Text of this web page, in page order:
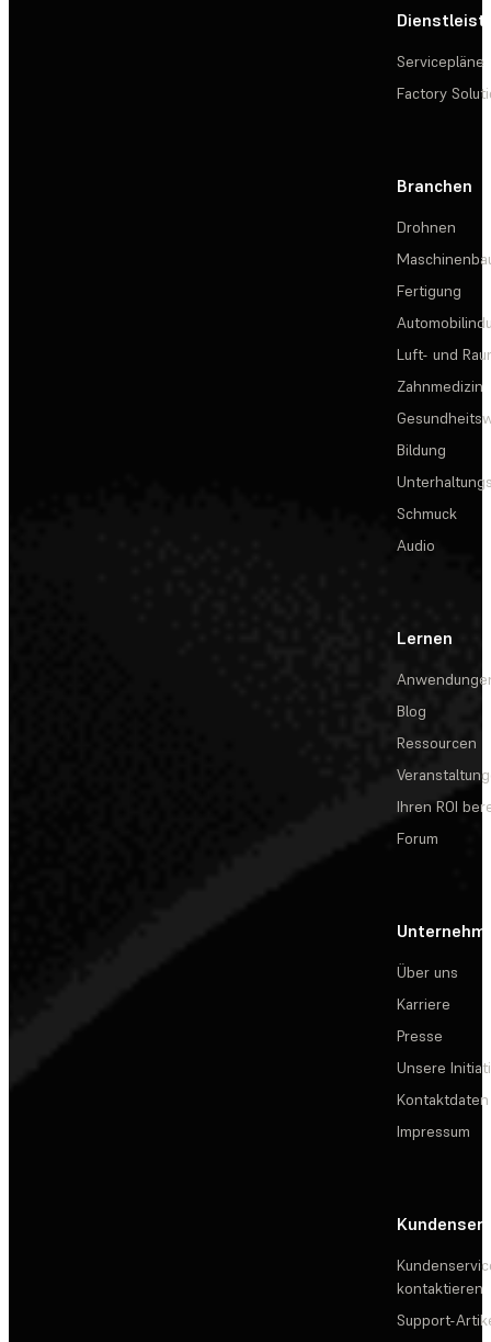
Servicepläne
Factory
Branchen
Drohnen
Fertigung
Luft- und
Zahnmedizin
Bildung
Schmuck
Audio
Lernen
Blog
Ressourcen
Ihren ROI
Forum
Über uns
Karriere
Presse
Unsere
Kontaktdaten
Impressum
kontaktieren
Support-